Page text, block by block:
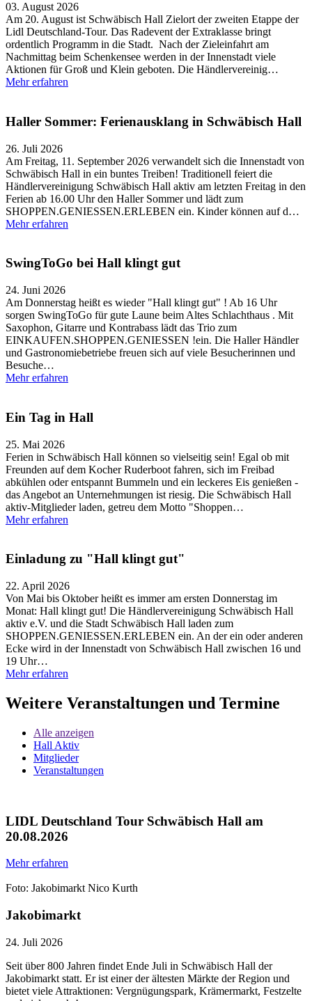
03. August 2026
Am 20. August ist Schwäbisch Hall Zielort der zweiten Etappe der
Lidl Deutschland-Tour. Das Radevent der Extraklasse bringt
ordentlich Programm in die Stadt. Nach der Zieleinfahrt am
Nachmittag beim Schenkensee werden in der Innenstadt viele
Aktionen für Groß und Klein geboten. Die Händlervereinig…
Mehr erfahren
Haller Sommer: Ferienausklang in Schwäbisch Hall
26. Juli 2026
Am Freitag, 11. September 2026 verwandelt sich die Innenstadt von
Schwäbisch Hall in ein buntes Treiben! Traditionell feiert die
Händlervereinigung Schwäbisch Hall aktiv am letzten Freitag in den
Ferien ab 16.00 Uhr den Haller Sommer und lädt zum
SHOPPEN.GENIESSEN.ERLEBEN ein. Kinder können auf d…
Mehr erfahren
SwingToGo bei Hall klingt gut
24. Juni 2026
Am Donnerstag heißt es wieder "Hall klingt gut" ! Ab 16 Uhr
sorgen SwingToGo für gute Laune beim Altes Schlachthaus . Mit
Saxophon, Gitarre und Kontrabass lädt das Trio zum
EINKAUFEN.SHOPPEN.GENIESSEN !ein. Die Haller Händler
und Gastronomiebetriebe freuen sich auf viele Besucherinnen und
Besuche…
Mehr erfahren
Ein Tag in Hall
25. Mai 2026
Ferien in Schwäbisch Hall können so vielseitig sein! Egal ob mit
Freunden auf dem Kocher Ruderboot fahren, sich im Freibad
abkühlen oder entspannt Bummeln und ein leckeres Eis genießen -
das Angebot an Unternehmungen ist riesig. Die Schwäbisch Hall
aktiv-Mitglieder laden, getreu dem Motto "Shoppen…
Mehr erfahren
Einladung zu "Hall klingt gut"
22. April 2026
Von Mai bis Oktober heißt es immer am ersten Donnerstag im
Monat: Hall klingt gut! Die Händlervereinigung Schwäbisch Hall
aktiv e.V. und die Stadt Schwäbisch Hall laden zum
SHOPPEN.GENIESSEN.ERLEBEN ein. An der ein oder anderen
Ecke wird in der Innenstadt von Schwäbisch Hall zwischen 16 und
19 Uhr…
Mehr erfahren
Weitere Veranstaltungen und Termine
Alle anzeigen
Hall Aktiv
Mitglieder
Veranstaltungen
LIDL Deutschland Tour Schwäbisch Hall am
20.08.2026
Mehr erfahren
Foto: Jakobimarkt Nico Kurth
Jakobimarkt
24. Juli 2026
Seit über 800 Jahren findet Ende Juli in Schwäbisch Hall der
Jakobimarkt statt. Er ist einer der ältesten Märkte der Region und
bietet viele Attraktionen: Vergnügungspark, Krämermarkt, Festzelte